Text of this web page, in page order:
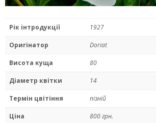
Рік інтродукції 1927
Оригінатор Doriat
Висота куща 80
Діаметр квітки 14
Термін цвітіння пізній
Ціна 800 грн.